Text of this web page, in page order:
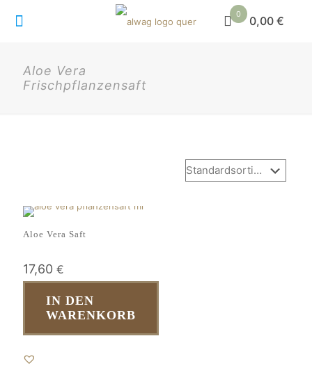
0 0,00 €
Aloe Vera
Frischpflanzensaft
Aloe Vera Saft
17,60 €
IN DEN
WARENKORB